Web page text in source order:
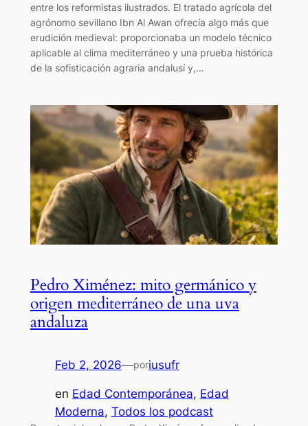
entre los reformistas ilustrados. El tratado agrícola del
agrónomo sevillano Ibn Al Awan ofrecía algo más que
erudición medieval: proporcionaba un modelo técnico
aplicable al clima mediterráneo y una prueba histórica
de la sofisticación agraria andalusí y,…
Pedro Ximénez: mito germánico y
origen mediterráneo de una uva
andaluza
Feb 2, 2026—poriusufr
en Edad Contemporánea, Edad
Moderna, Todos los podcast